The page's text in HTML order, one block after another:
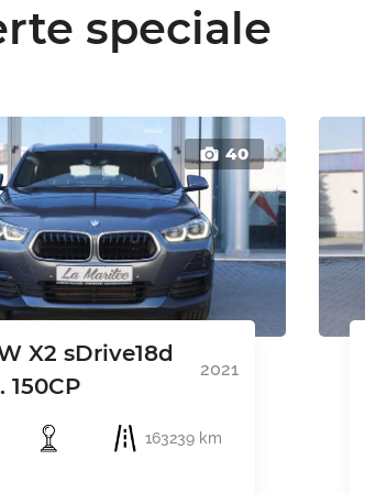
speciale
40
X2 sDrive18d
150CP
2021
163239 km